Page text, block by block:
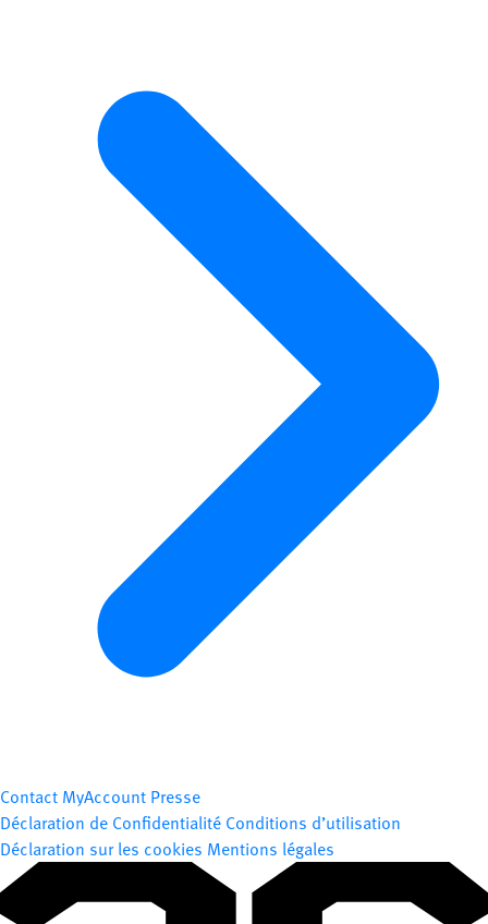
Contact MyAccount Presse
Déclaration de Confidentialité Conditions d’utilisation
Déclaration sur les cookies Mentions légales